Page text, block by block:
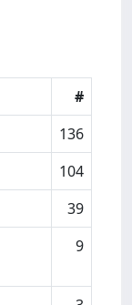
#
136
104
39
9